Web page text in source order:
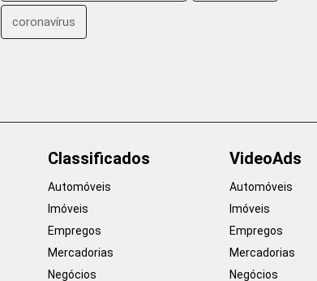
coronavírus
Classificados
Automóveis
Imóveis
Empregos
Mercadorias
Negócios
VideoAds
Automóveis
Imóveis
Empregos
Mercadorias
Negócios